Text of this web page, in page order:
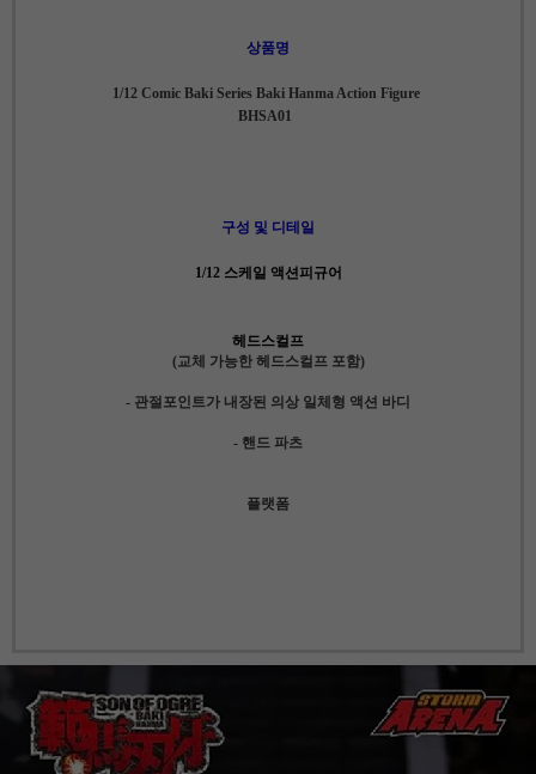
상품명
1/12 Comic Baki Series Baki Hanma Action Figure
BHSA01
구성 및 디테일
1/12 스케일 액션피규어
헤드스컬프
(교체 가능한 헤드스컬프 포함)
- 관절포인트가 내장된 의상 일체형 액션 바디
- 핸드 파츠
플랫폼